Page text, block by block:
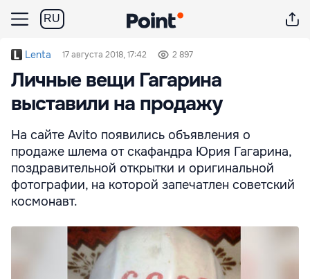
RU
Lenta 17 августа 2018, 17:42 2 897
Личные вещи Гагарина
выставили на продажу
На сайте Avito появились объявления о
продаже шлема от скафандра Юрия Гагарина,
поздравительной открытки и оригинальной
фотографии, на которой запечатлен советский
космонавт.